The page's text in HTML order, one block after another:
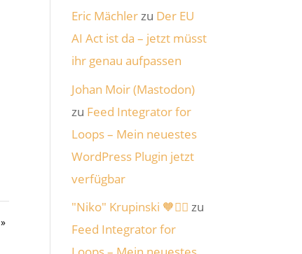
»
Eric Mächlerzu Der EU
AI Act ist da – jetzt müsst
ihr genau aufpassen
Johan Moir (Mastodon)
zu Feed Integrator for
Loops – Mein neuestes
WordPress Plugin jetzt
verfügbar
"Niko" Krupinski 🧡🏴‍☠️ zu
Feed Integrator for